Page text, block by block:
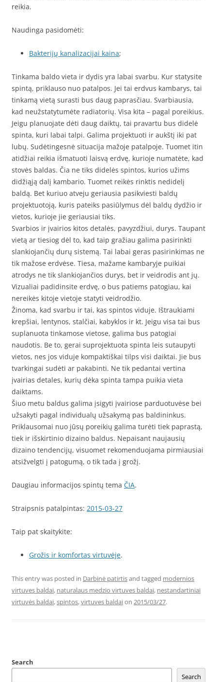
reikia.
Naudinga pasidomėti:
Bakterijų kanalizacijai kaina;
Tinkama baldo vieta ir dydis yra labai svarbu. Kur statysite
spintą, priklauso nuo patalpos. Jei tai erdvus kambarys, tai
tinkamą vietą surasti bus daug paprasčiau. Svarbiausia,
kad neužstatytumėte radiatorių. Visa kita – pagal poreikius.
Jeigu planuojate dėti daug daiktų, tai pravartu bus didelė
spinta, kuri labai talpi. Galima projektuoti ir aukštį iki pat
lubų. Sudėtingesnė situacija mažoje patalpoje. Tuomet itin
atidžiai reikia išmatuoti laisvą erdvę, kurioje numatėte, kad
stovės baldas. Čia ne tiks didelės spintos, kurios užims
didžiąją dalį kambario. Tuomet reikės rinktis nedidelį
baldą. Bet kuriuo atveju geriausia pasikviesti baldų
projektuotoją, kuris pateiks pasiūlymus dėl baldų dydžio ir
vietos, kurioje jie geriausiai tiks.
Svarbios ir įvairios kitos detalės, pavyzdžiui, durys. Taupant
vietą ar tiesiog dėl to, kad taip gražiau galima pasirinkti
slankiojančių durų sistemą. Tai labai geras pasirinkimas ne
tik mažose erdvėse. Tiesa, mažame kambaryje puikiai
atrodys ne tik slankiojančios durys, bet ir veidrodis ant jų.
Vizualiai padidinsite erdvę, o bus patiems patogiau, kai
nereikės kitoje vietoje statyti veidrodžio.
Žinoma, kad svarbu ir tai, kas spintos viduje. Ištraukiami
krepšiai, lentynos, stalčiai, kabyklos ir kt. Jeigu visa tai bus
suplanuota tinkamose vietose, galima bus patogiai
naudotis. Be to, gerai suprojektuota spinta leis sutaupyti
vietos, nes jos viduje kompaktiškai tilps visi daiktai. Jie bus
tvarkingai sudėti ar pakabinti. Ne tik pedantai vertina
įvairias detales, kurių dėka spinta tampa puikia vieta
daiktams.
Šiuo metu baldus galima įsigyti įvairiose parduotuvėse bei
užsakyti pagal individualų užsakymą pas baldininkus.
Priklausomai nuo jūsų poreikių galima turėti tiek paprastą,
tiek ir išskirtinio dizaino baldus. Nepaisant naujausių
dizaino tendencijų, visuomet rekomenduojama pirmiausiai
atsižvelgti į patogumą, o tik tada į grožį.
Daugiau informacijos spintų tema ČIA.
Straipsnis patalpintas: 2015-03-27
Taip pat skaitykite:
Grožis ir komfortas virtuvėje.
This entry was posted in Darbinė patirtisand tagged modernios
virtuves baldai, naturalaus medzio virtuves baldai, nestandartiniai
virtuvės baldai,spintos,virtuves baldaion 2015/03/27.
Search
Search